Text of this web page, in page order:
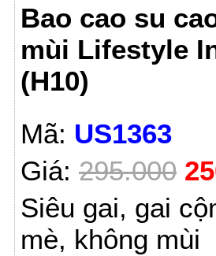
Bao cao su
mùi Lifestyle
(H10)
Mã: US1363
Giá: 295.000
Siêu gai, gai
mè, không mùi